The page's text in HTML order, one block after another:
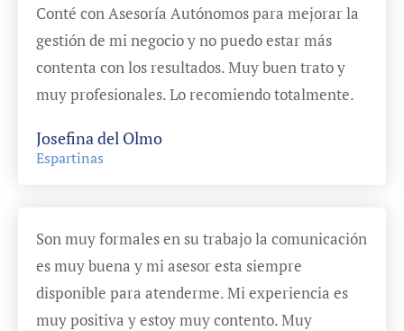
Conté con Asesoría Autónomos para mejorar la
gestión de mi negocio y no puedo estar más
contenta con los resultados. Muy buen trato y
muy profesionales. Lo recomiendo totalmente.
Josefina del Olmo
Espartinas
Son muy formales en su trabajo la comunicación
es muy buena y mi asesor esta siempre
disponible para atenderme. Mi experiencia es
muy positiva y estoy muy contento. Muy